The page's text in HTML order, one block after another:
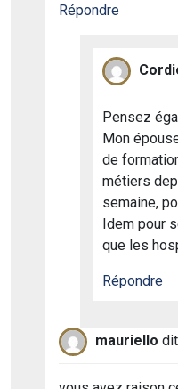
Répondre
Pensez
Mon
de
métiers
semaine,
Idem pour
que les
Répondre
mauriello